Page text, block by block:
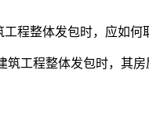
程整体发包时，应如何
工程整体发包时，其